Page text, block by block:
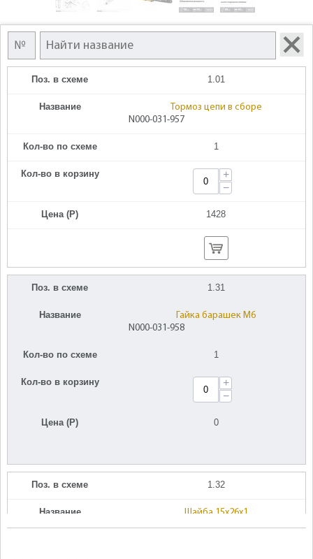
Поз. в схеме 1.01
Название
Тормоз цепи в сборе
N000-031-957
Кол-во по схеме 1
Кол-во в корзину
+
−
Цена (Р) 1428
Поз. в схеме 1.31
Название
Гайка барашек M6
N000-031-958
Кол-во по схеме 1
Кол-во в корзину
+
−
Цена (Р) 0
Поз. в схеме 1.32
Название
Шайба 15x26x1
N000-031-959